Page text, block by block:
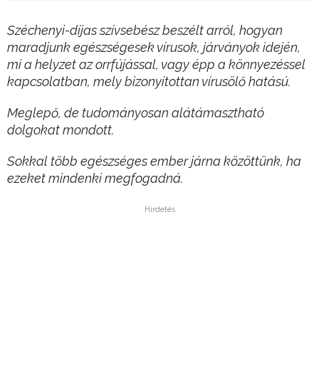
Széchenyi-díjas szívsebész beszélt arról, hogyan
maradjunk egészségesek vírusok, járványok idején,
mi a helyzet az orrfújással, vagy épp a könnyezéssel
kapcsolatban, mely bizonyítottan vírusölő hatású.
Meglepő, de tudományosan alátámasztható
dolgokat mondott.
Sokkal több egészséges ember járna közöttünk, ha
ezeket mindenki megfogadná.
Hirdetés